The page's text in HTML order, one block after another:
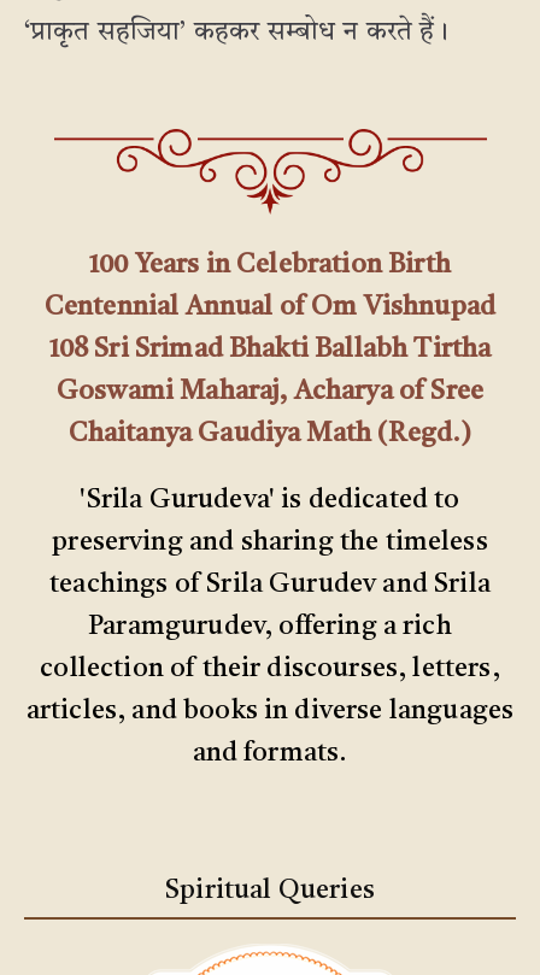
‘प्राकृत सहजिया’ कहकर सम्बोध न करते हैं।
100 Years in Celebration Birth
Centennial Annual of Om Vishnupad
108 Sri Srimad Bhakti Ballabh Tirtha
Goswami Maharaj, Acharya of Sree
Chaitanya Gaudiya Math (Regd.)
'Srila Gurudeva' is dedicated to
preserving and sharing the timeless
teachings of Srila Gurudev and Srila
Paramgurudev, offering a rich
collection of their discourses, letters,
articles, and books in diverse languages
and formats.
Spiritual Queries